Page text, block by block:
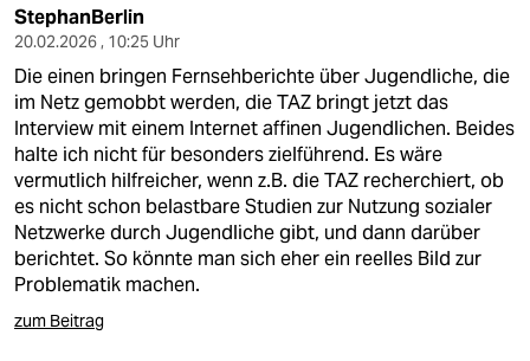
sport
berlin
nord
wahrheit
verlag
verlag
StephanBerlin
20.02.2026 , 10:25 Uhr
Die einen bringen Fernsehberichte über Jugendliche, die
im Netz gemobbt werden, die TAZ bringt jetzt das
Interview mit einem Internet affinen Jugendlichen. Beides
halte ich nicht für besonders zielführend. Es wäre
vermutlich hilfreicher, wenn z.B. die TAZ recherchiert, ob
es nicht schon belastbare Studien zur Nutzung sozialer
Netzwerke durch Jugendliche gibt, und dann darüber
berichtet. So könnte man sich eher ein reelles Bild zur
Problematik machen.
zum Beitrag